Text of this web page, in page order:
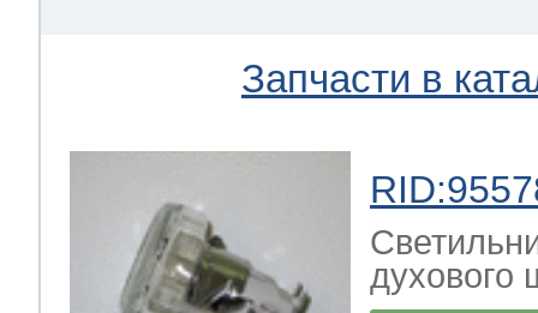
Запчасти в
духового